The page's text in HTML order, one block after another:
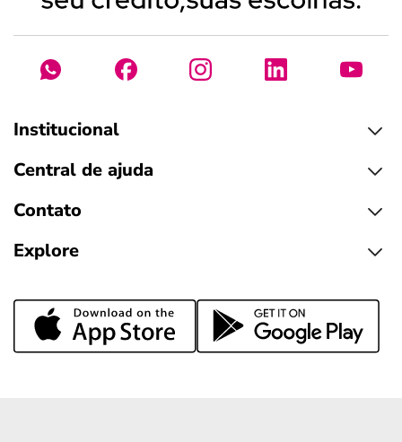
Institucional
Central de ajuda
Contato
Explore